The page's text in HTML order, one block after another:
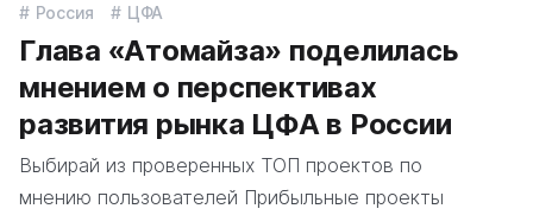
Россия ЦФА
Глава «Атомайза» поделилась
мнением о перспективах
развития рынка ЦФА в России
Выбирай из проверенных ТОП проектов по
мнению пользователей Прибыльные проекты